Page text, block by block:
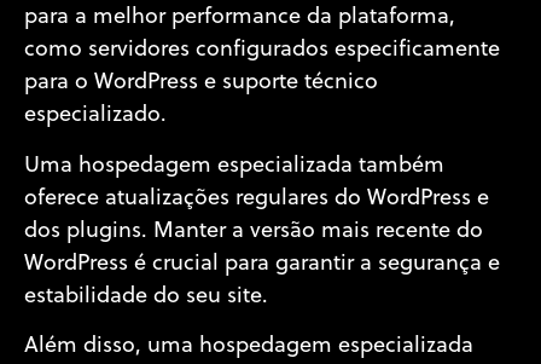
para a melhor performance da plataforma,
como servidores configurados especificamente
para o WordPress e suporte técnico
especializado.
Uma hospedagem especializada também
oferece atualizações regulares do WordPress e
dos plugins. Manter a versão mais recente do
WordPress é crucial para garantir a segurança e
estabilidade do seu site.
Além disso, uma hospedagem especializada